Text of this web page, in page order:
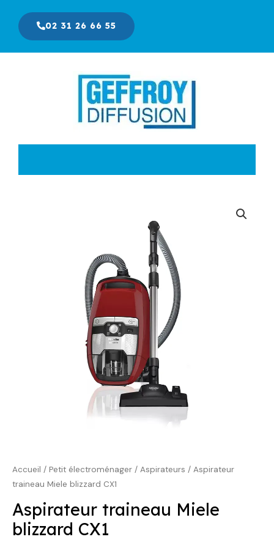
contenu
02 31 26 66 55
Accueil / Petit électroménager / Aspirateurs / Aspirateur
traineau Miele blizzard CX1
Aspirateur traineau Miele
blizzard CX1
était :
389,00 €.
est :
349,00 €.